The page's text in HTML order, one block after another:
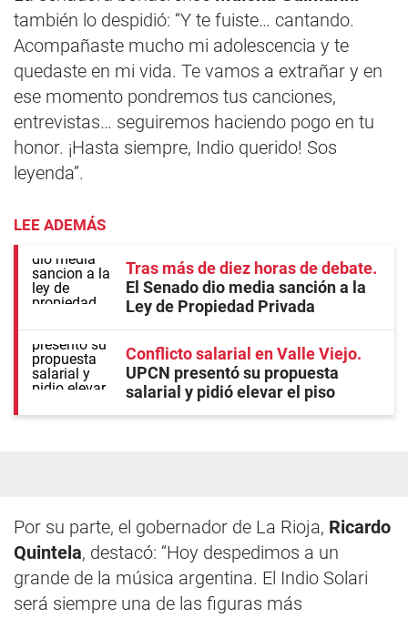
también lo despidió: “Y te fuiste… cantando.
Acompañaste mucho mi adolescencia y te
quedaste en mi vida. Te vamos a extrañar y en
ese momento pondremos tus canciones,
entrevistas… seguiremos haciendo pogo en tu
honor. ¡Hasta siempre, Indio querido! Sos
leyenda”.
LEE ADEMÁS
Tras más de diez horas de debate
El Senado dio media sanción a la
Ley de Propiedad Privada
Conflicto salarial en Valle Viejo
UPCN presentó su propuesta
salarial y pidió elevar el piso
Por su parte, el gobernador de La Rioja, Ricardo
Quintela, destacó: “Hoy despedimos a un
grande de la música argentina. El Indio Solari
será siempre una de las figuras más